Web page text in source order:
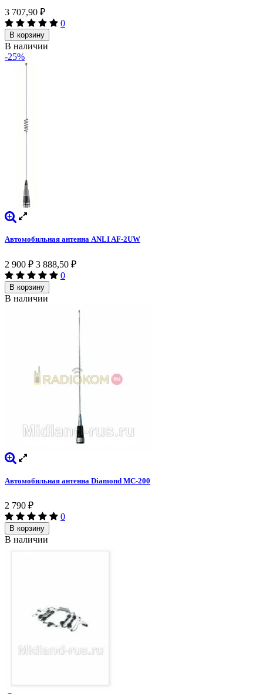
3 707,90 ₽
0
В корзину
В наличии
-25%
Автомобильная антенна ANLI AF-2UW
2 900 ₽ 3 888,50 ₽
0
В корзину
В наличии
Автомобильная антенна Diamond MC-200
2 790 ₽
0
В корзину
В наличии